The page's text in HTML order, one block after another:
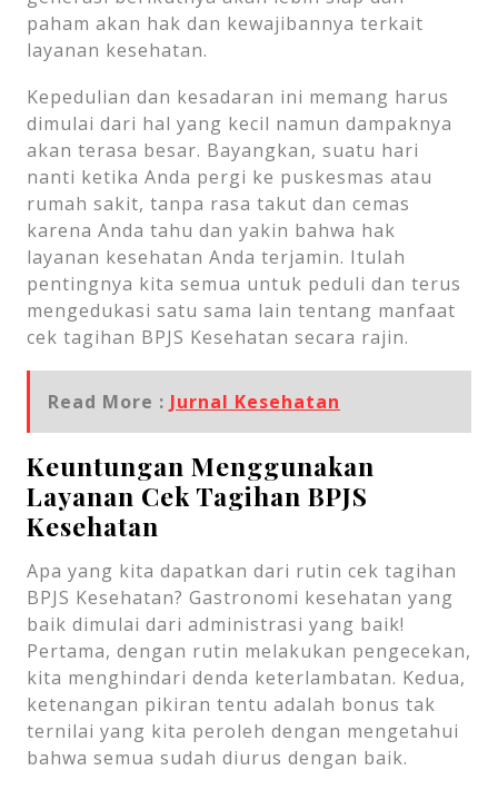
paham akan hak dan kewajibannya terkait
layanan kesehatan.
Kepedulian dan kesadaran ini memang harus
dimulai dari hal yang kecil namun dampaknya
akan terasa besar. Bayangkan, suatu hari
nanti ketika Anda pergi ke puskesmas atau
rumah sakit, tanpa rasa takut dan cemas
karena Anda tahu dan yakin bahwa hak
layanan kesehatan Anda terjamin. Itulah
pentingnya kita semua untuk peduli dan terus
mengedukasi satu sama lain tentang manfaat
cek tagihan BPJS Kesehatan secara rajin.
Read More : Jurnal Kesehatan
Keuntungan Menggunakan
Layanan Cek Tagihan BPJS
Kesehatan
Apa yang kita dapatkan dari rutin cek tagihan
BPJS Kesehatan? Gastronomi kesehatan yang
baik dimulai dari administrasi yang baik!
Pertama, dengan rutin melakukan pengecekan,
kita menghindari denda keterlambatan. Kedua,
ketenangan pikiran tentu adalah bonus tak
ternilai yang kita peroleh dengan mengetahui
bahwa semua sudah diurus dengan baik.